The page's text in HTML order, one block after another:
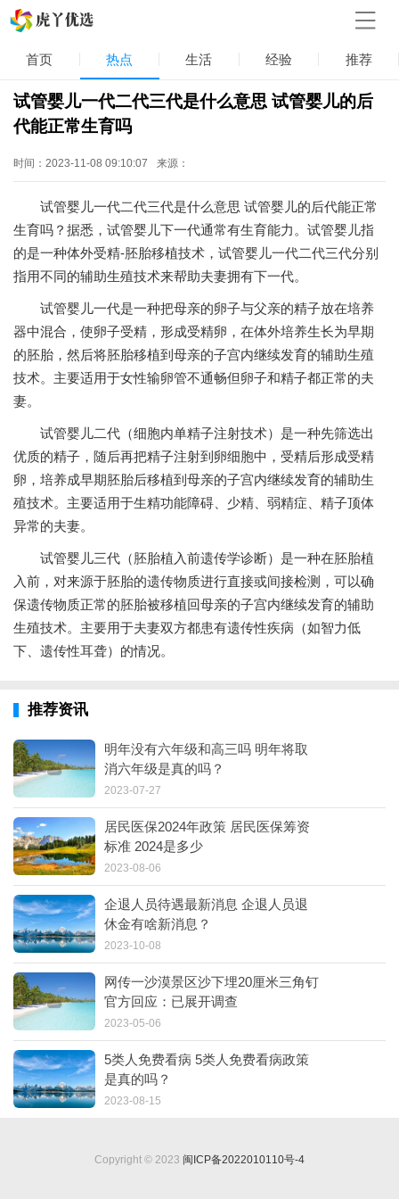
首页 热点 生活 经验 推荐
试管婴儿一代二代三代是什么意思 试管婴儿的后
代能正常生育吗
时间：2023-11-08 09:10:07 来源：
试管婴儿一代二代三代是什么意思 试管婴儿的后代能正常
生育吗？据悉，试管婴儿下一代通常有生育能力。试管婴儿指
的是一种体外受精-胚胎移植技术，试管婴儿一代二代三代分别
指用不同的辅助生殖技术来帮助夫妻拥有下一代。
试管婴儿一代是一种把母亲的卵子与父亲的精子放在培养
器中混合，使卵子受精，形成受精卵，在体外培养生长为早期
的胚胎，然后将胚胎移植到母亲的子宫内继续发育的辅助生殖
技术。主要适用于女性输卵管不通畅但卵子和精子都正常的夫
妻。
试管婴儿二代（细胞内单精子注射技术）是一种先筛选出
优质的精子，随后再把精子注射到卵细胞中，受精后形成受精
卵，培养成早期胚胎后移植到母亲的子宫内继续发育的辅助生
殖技术。主要适用于生精功能障碍、少精、弱精症、精子顶体
异常的夫妻。
试管婴儿三代（胚胎植入前遗传学诊断）是一种在胚胎植
入前，对来源于胚胎的遗传物质进行直接或间接检测，可以确
保遗传物质正常的胚胎被移植回母亲的子宫内继续发育的辅助
生殖技术。主要用于夫妻双方都患有遗传性疾病（如智力低
下、遗传性耳聋）的情况。
推荐资讯
明年没有六年级和高三吗 明年将取
消六年级是真的吗？
2023-07-27
居民医保2024年政策 居民医保筹资
标准 2024是多少
2023-08-06
企退人员待遇最新消息 企退人员退
休金有啥新消息？
2023-10-08
网传一沙漠景区沙下埋20厘米三角钉
官方回应：已展开调查
2023-05-06
5类人免费看病 5类人免费看病政策
是真的吗？
2023-08-15
Copyright © 2023 闽ICP备2022010110号-4